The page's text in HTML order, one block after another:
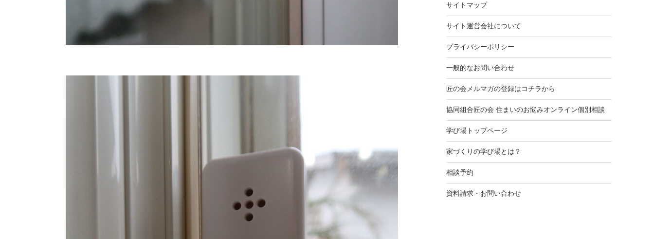
サイトマップ
サイト運営会社について
プライバシーポリシー
一般的なお問い合わせ
匠の会メルマガの登録はコチラから
協同組合匠の会 住まいのお悩みオンライン個別相談
学び場トップページ
家づくりの学び場とは？
相談予約
資料請求・お問い合わせ